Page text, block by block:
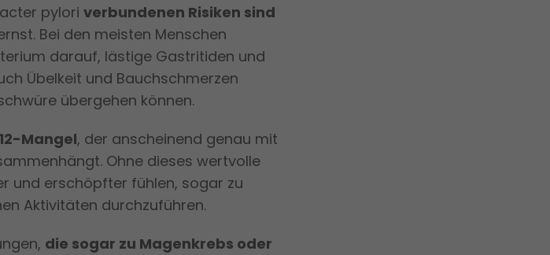
pylori verbundenen Risiken sind
Bei den meisten Menschen
darauf, lästige Gastritiden und
Übelkeit und Bauchschmerzen
übergehen können.
Mangel, der anscheinend genau mit
Ohne dieses wertvolle
und erschöpfter fühlen, sogar zu
Aktivitäten durchzuführen.
die sogar zu Magenkrebs oder